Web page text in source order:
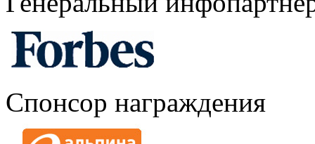
Спонсор награждения